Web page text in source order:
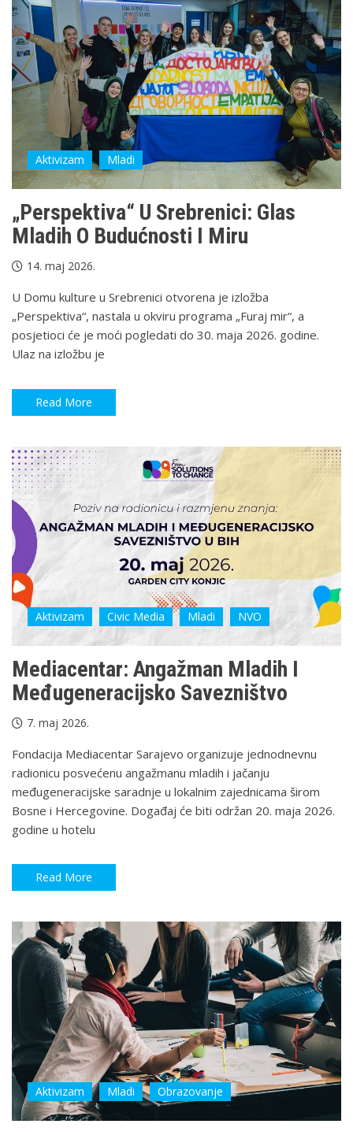
Aktivizam Mladi
„Perspektiva“ U Srebrenici: Glas
Mladih O Budućnosti I Miru
14. maj 2026.
U Domu kulture u Srebrenici otvorena je izložba
„Perspektiva“, nastala u okviru programa „Furaj mir“, a
posjetioci će je moći pogledati do 30. maja 2026. godine.
Ulaz na izložbu je
Read More
Aktivizam Civic Media Mladi NVO
Mediacentar: Angažman Mladih I
Međugeneracijsko Savezništvo
7. maj 2026.
Fondacija Mediacentar Sarajevo organizuje jednodnevnu
radionicu posvećenu angažmanu mladih i jačanju
međugeneracijske saradnje u lokalnim zajednicama širom
Bosne i Hercegovine. Događaj će biti održan 20. maja 2026.
godine u hotelu
Read More
Aktivizam Mladi Obrazovanje